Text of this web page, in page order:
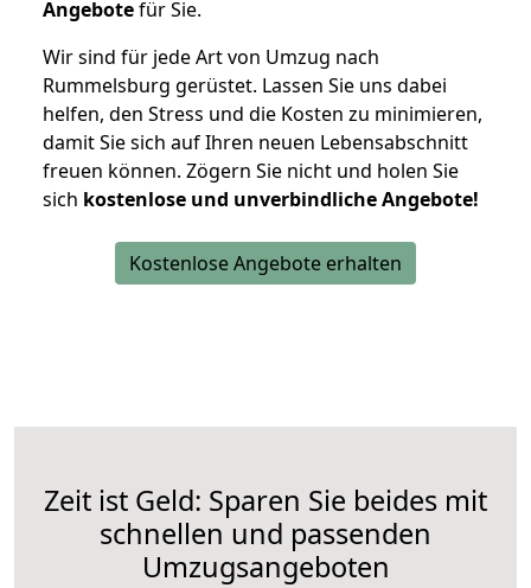
Angebotefür Sie.
Wir sind für jede Art von Umzug nach
Rummelsburg gerüstet. Lassen Sie uns dabei
helfen, den Stress und die Kosten zu minimieren,
damit Sie sich auf Ihren neuen Lebensabschnitt
freuen können. Zögern Sie nicht und holen Sie
sich kostenlose und unverbindliche Angebote!
Kostenlose Angebote erhalten
Zeit ist Geld: Sparen Sie beides mit
schnellen und passenden
Umzugsangeboten